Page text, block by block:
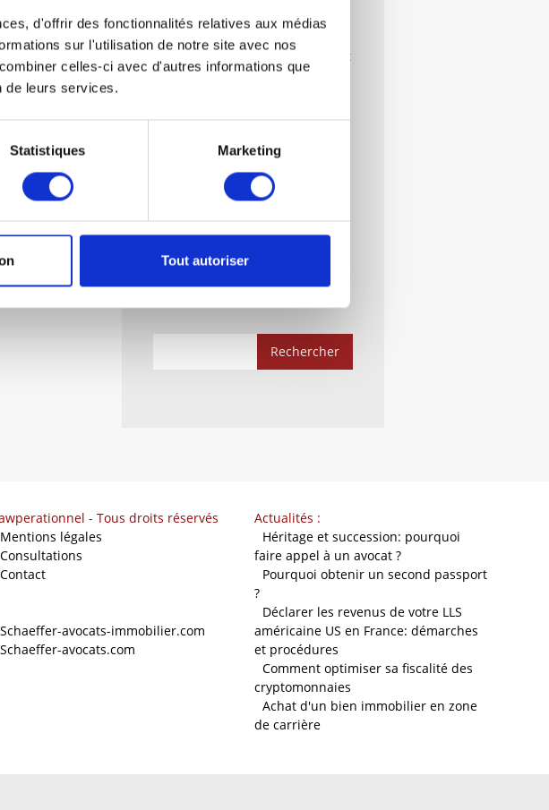
d'offrir des fonctionnalités relatives aux médias
sur l'utilisation de notre site avec nos
celles-ci avec d'autres informations que
de leurs services.
Statistiques Marketing
Tout autoriser
La Conciliation ?
Créer Une Société: Démarches Et
Documents Indispensables
Indispensables
Rachat D’une Société En
Liquidation Judiciaire : Guide
Complet
Quelle Forme Juridique Choisir ?
EI, SARL, SAS, SCI…
- Tous droits réservés
Mentions légales
Consultations
Contact
Schaeffer-avocats-immobilier.com
Schaeffer-avocats.com
Actualités :
Héritage et succession: pourquoi
faire appel à un avocat ?
Pourquoi obtenir un second passport
?
Déclarer les revenus de votre LLS
américaine US en France: démarches
et procédures
Comment optimiser sa fiscalité des
cryptomonnaies
Achat d'un bien immobilier en zone
de carrière